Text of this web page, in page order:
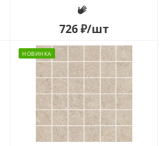
726₽/шт
НОВИНКА